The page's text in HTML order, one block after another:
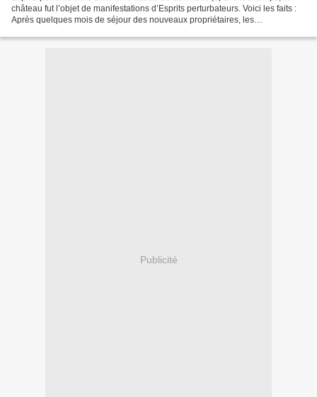
château fut l’objet de manifestations d’Esprits perturbateurs. Voici les faits :
Après quelques mois de séjour des nouveaux propriétaires, les
Publicité